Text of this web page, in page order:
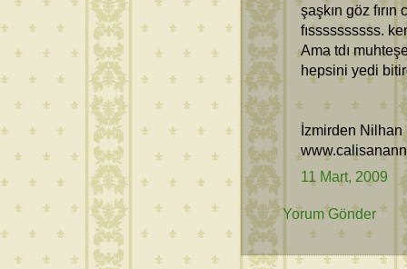
şaşkın göz
fıssssssssss.
Ama tdı
hepsini yedi
İzmirden Nilhan
11 Mart, 2009
Yorum Gönder